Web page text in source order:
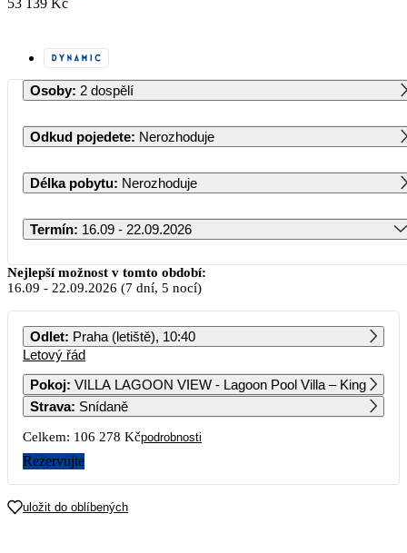
Osoby: 2 dospělí
Odkud pojedete: Nerozhoduje
Délka pobytu: Nerozhoduje
Termín: 16.09 - 22.09.2026
Září 2026
PO ÚT ST ČT PÁ SO NE
56 209 86 029 89 759
7
68 899
21
65 939
Nejlepší možnost v tomto období:
16.09 - 22.09.2026 (7 dní, 5 nocí)
Odlet: Praha (letiště), 10:40
Letový řád
Pokoj: VILLA LAGOON VIEW - Lagoon Pool Villa – King
Strava: Snídaně
Celkem: 106 278 Kčpodrobnosti
Rezervujte
uložit do oblíbených